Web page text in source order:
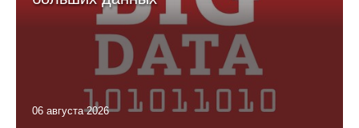
06 августа 2026